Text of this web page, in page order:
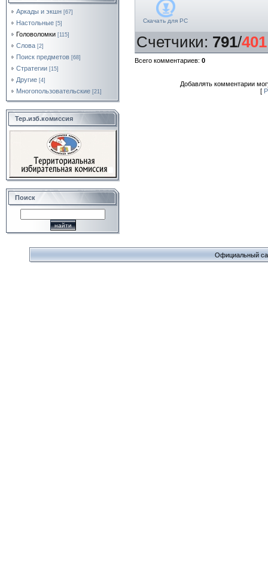
Аркады и экшн [67]
Настольные [5]
Головоломки [115]
Слова [2]
Поиск предметов [68]
Стратегии [15]
Другие [4]
Многопользовательские [21]
Тер.изб.комиссия
Поиск
Скачать для PC
Счетчики: 791/401
Всего комментариев: 0
Добавлять комментарии
[
Официальный сайт